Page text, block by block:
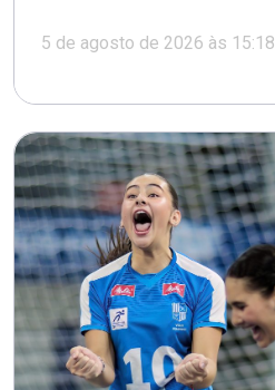
5 de agosto de 2026 às 15:18